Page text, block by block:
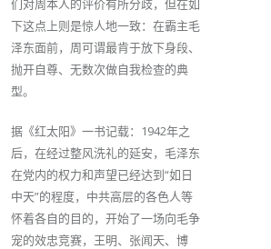
们对周本人的评价有所分歧，但在如
下这点上则是惊人地一致：在霸主毛
泽东面前，周可谓最肯于放下身段、
抛开自尊、无数次做自我检查的典
型。
据《红太阳》一书记载：1942年之
后，在经过整风洗礼的延安，毛泽东
在党内的权力和声望已经达到“如日
中天”的程度，中共高层的各色人等
怀着各自的目的，开始了一场向毛争
宠的效忠竞赛，王明、张闻天、博